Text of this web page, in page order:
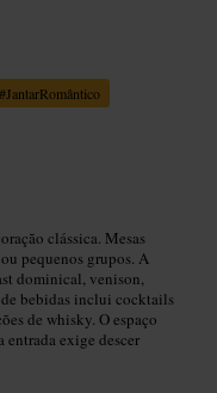
#JantarRomântico
clássica. Mesas
pequenos grupos. A
dominical, venison,
de bebidas inclui cocktails
de whisky. O espaço
entrada exige descer